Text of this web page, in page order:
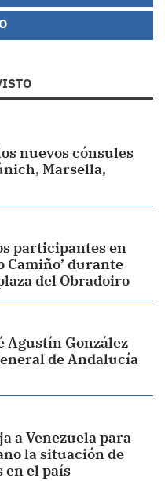
nuevos cónsules
Marsella,
participantes en
Camiño’ durante
del Obradoiro
Agustín González
de Andalucía
a Venezuela para
la situación de
en el país